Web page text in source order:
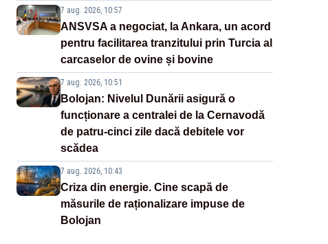
7 aug. 2026, 10:57
ANSVSA a negociat, la Ankara, un acord
pentru facilitarea tranzitului prin Turcia al
carcaselor de ovine și bovine
7 aug. 2026, 10:51
Bolojan: Nivelul Dunării asigură o
funcționare a centralei de la Cernavodă
de patru-cinci zile dacă debitele vor
scădea
7 aug. 2026, 10:43
Criza din energie. Cine scapă de
măsurile de raționalizare impuse de
Bolojan